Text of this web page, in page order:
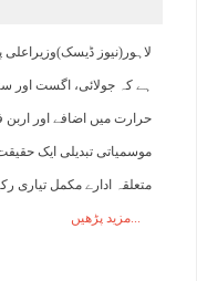
لاہور(نیوز ڈیسک)وزیراعلی
ہے کہ جولائی، اگست اور
حرارت میں اضافے اور
موسمیاتی تبدیلی ایک
متعلقہ ادارے مکمل
مزید پڑھیں